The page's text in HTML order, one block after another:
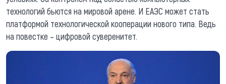
технологий бьются на мировой арене. И ЕАЭС может стать
платформой технологической кооперации нового типа. Ведь
на повестке – цифровой суверенитет.